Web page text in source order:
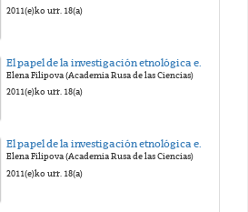
2011(e)ko urr. 18(a)
Elena Filipova (Academia Rusa de las Ciencias)
2011(e)ko urr. 18(a)
El papel de la investigación etnológica en el estudio de los conflictos étnicos (traducción al español)
Elena Filipova (Academia Rusa de las Ciencias)
2011(e)ko urr. 18(a)